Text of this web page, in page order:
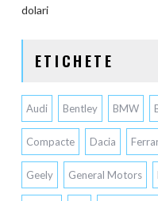
dolari
ETICHETE
Audi Bentley BMW
Compacte Dacia
Geely General Motors